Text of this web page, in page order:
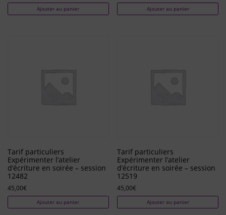
Ajouter au panier Ajouter au panier
Tarif particuliers
Expérimenter l’atelier
d’écriture en soirée – session
12482
45,00€
Ajouter au panier
Tarif particuliers
Expérimenter l’atelier
d’écriture en soirée – session
12519
45,00€
Ajouter au panier